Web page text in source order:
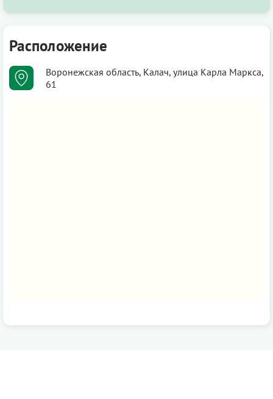
Расположение
Воронежская область, Калач, улица Карла Маркса,
61